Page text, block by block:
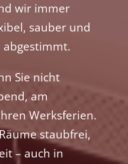
wir immer
sauber und
abgestimmt.
Sie nicht
am
Werksferien.
staubfrei,
– auch in